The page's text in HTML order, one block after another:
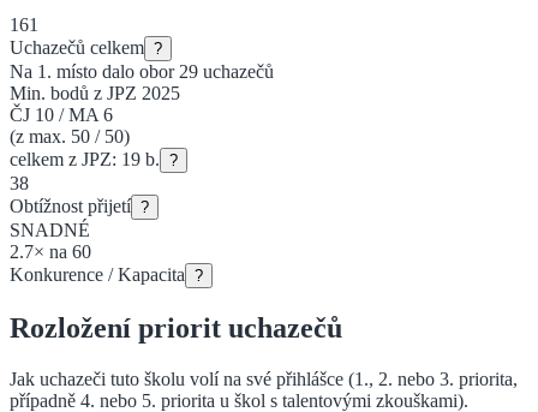
161
Uchazečů celkem ?
Na 1. místo dalo obor 29 uchazečů
Min. bodů z JPZ 2025
ČJ 10 /MA 6
(z max. 50 / 50)
celkem z JPZ: 19 b. ?
38
Obtížnost přijetí ?
SNADNÉ
2.7× na 60
Konkurence / Kapacita ?
Rozložení priorit uchazečů
Jak uchazeči tuto školu volí na své přihlášce (1., 2. nebo 3. priorita,
případně 4. nebo 5. priorita u škol s talentovými zkouškami).